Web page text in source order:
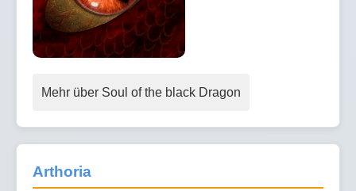
Mehr über Soul of the black Dragon
Arthoria